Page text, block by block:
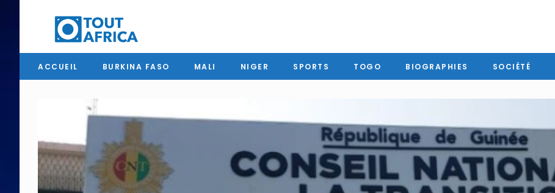
ACCUEIL BURKINA FASO MALI NIGER SPORTS TOGO BIOGRAPHIES SOCIÉTÉ